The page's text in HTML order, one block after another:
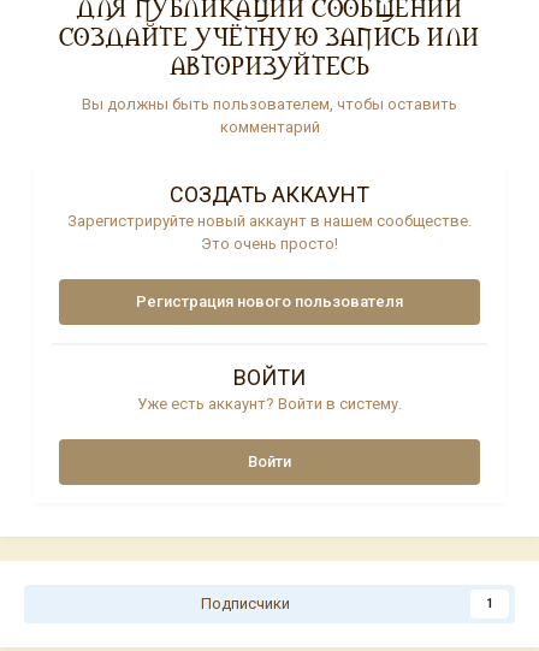
СОЗДАЙТЕ УЧЁТНУЮ ЗАПИСЬ ИЛИ
АВТОРИЗУЙТЕСЬ
Вы должны быть пользователем, чтобы оставить
комментарий
СОЗДАТЬ АККАУНТ
Зарегистрируйте новый аккаунт в нашем сообществе.
Это очень просто!
Регистрация нового пользователя
ВОЙТИ
Уже есть аккаунт? Войти в систему.
Войти
Подписчики 1